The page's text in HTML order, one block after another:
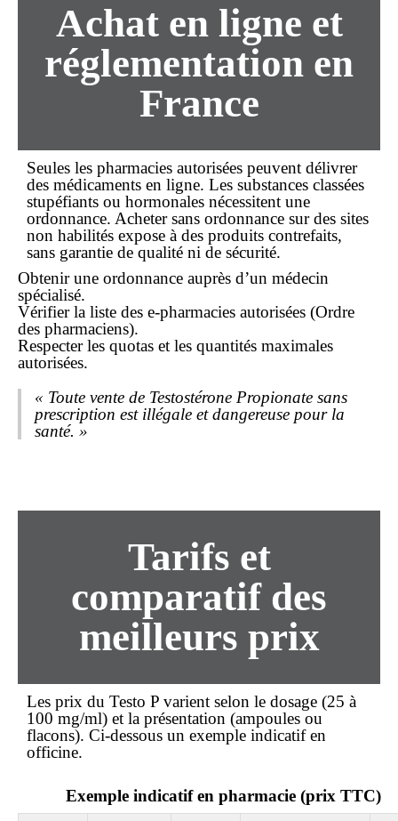
Achat en ligne et
réglementation en
France
Seules les pharmacies autorisées peuvent délivrer
des médicaments en ligne. Les substances classées
stupéfiants ou hormonales nécessitent une
ordonnance. Achetersans ordonnance sur des sites
non habilités expose à des produits contrefaits,
sans garantie de qualité ni de sécurité.
Obtenir une ordonnance auprès d’un médecin
spécialisé.
Vérifier la liste des e-pharmacies autorisées (Ordre
des pharmaciens).
Respecter les quotas et les quantités maximales
autorisées.
« Toute vente de Testostérone Propionate sans
prescription est illégale et dangereuse pour la
santé. »
Tarifs et
comparatif des
meilleurs prix
Les prix du Testo P varient selon le dosage (25 à
100 mg/ml) et la présentation (ampoules ou
flacons). Ci-dessous un exemple indicatif en
officine.
Exemple indicatif en pharmacie (prix TTC)